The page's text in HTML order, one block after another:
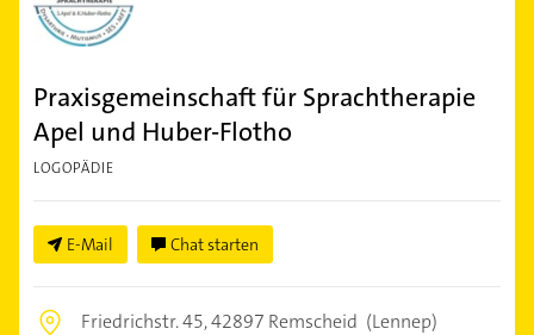
Praxisgemeinschaft für Sprachtherapie
Apel und Huber-Flotho
LOGOPÄDIE
E-Mail Chat starten
Friedrichstr. 45,42897 Remscheid (Lennep)